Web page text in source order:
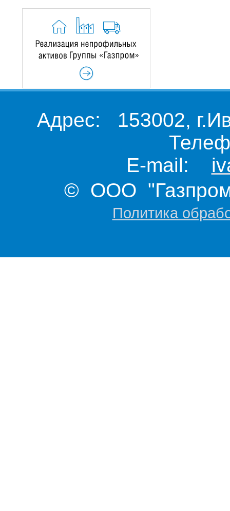
Адрес: 153002,
E-mail:
© ООО "Газпром
Политика